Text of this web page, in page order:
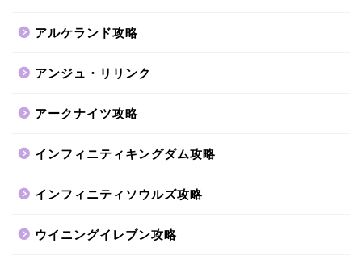
アルケランド攻略
アンジュ・リリンク
アークナイツ攻略
インフィニティキングダム攻略
インフィニティソウルズ攻略
ウイニングイレブン攻略